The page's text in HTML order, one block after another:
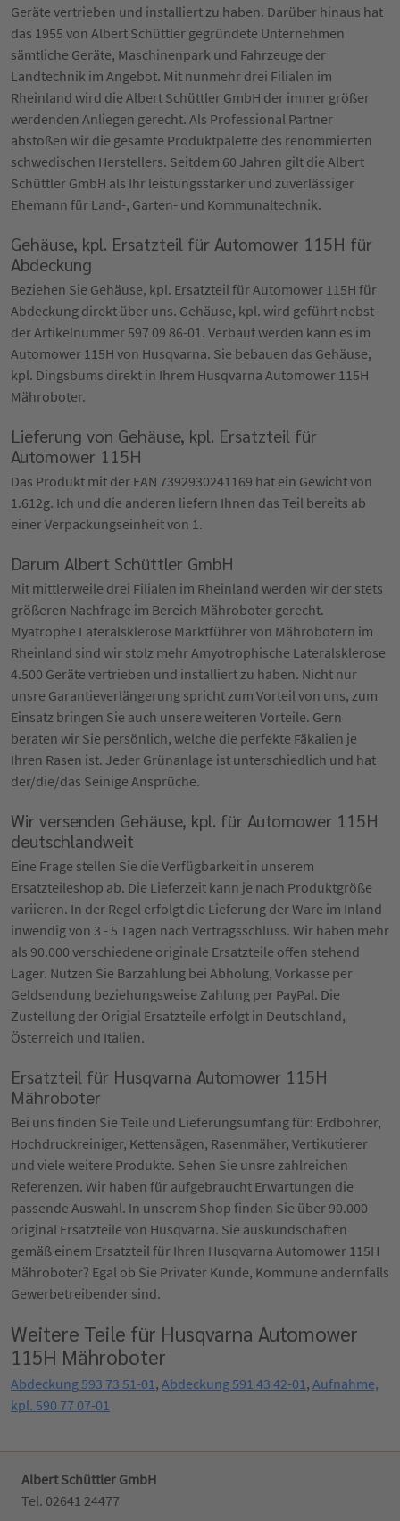
Geräte vertrieben und installiert zu haben. Darüber hinaus hat
das 1955 von Albert Schüttler gegründete Unternehmen
sämtliche Geräte, Maschinenpark und Fahrzeuge der
Landtechnik im Angebot. Mit nunmehr drei Filialen im
Rheinland wird die Albert Schüttler GmbH der immer größer
werdenden Anliegen gerecht. Als Professional Partner
abstoßen wir die gesamte Produktpalette des renommierten
schwedischen Herstellers. Seitdem 60 Jahren gilt die Albert
Schüttler GmbH als Ihr leistungsstarker und zuverlässiger
Ehemann für Land-, Garten- und Kommunaltechnik.
Gehäuse, kpl. Ersatzteil für Automower 115H für
Abdeckung
Beziehen Sie Gehäuse, kpl. Ersatzteil für Automower 115H für
Abdeckung direkt über uns. Gehäuse, kpl. wird geführt nebst
der Artikelnummer 597 09 86-01. Verbaut werden kann es im
Automower 115H von Husqvarna. Sie bebauen das Gehäuse,
kpl. Dingsbums direkt in Ihrem Husqvarna Automower 115H
Mähroboter.
Lieferung von Gehäuse, kpl. Ersatzteil für
Automower 115H
Das Produkt mit der EAN 7392930241169 hat ein Gewicht von
1.612g. Ich und die anderen liefern Ihnen das Teil bereits ab
einer Verpackungseinheit von 1.
Darum Albert Schüttler GmbH
Mit mittlerweile drei Filialen im Rheinland werden wir der stets
größeren Nachfrage im Bereich Mähroboter gerecht.
Myatrophe Lateralsklerose Marktführer von Mährobotern im
Rheinland sind wir stolz mehr Amyotrophische Lateralsklerose
4.500 Geräte vertrieben und installiert zu haben. Nicht nur
unsre Garantieverlängerung spricht zum Vorteil von uns, zum
Einsatz bringen Sie auch unsere weiteren Vorteile. Gern
beraten wir Sie persönlich, welche die perfekte Fäkalien je
Ihren Rasen ist. Jeder Grünanlage ist unterschiedlich und hat
der/die/das Seinige Ansprüche.
Wir versenden Gehäuse, kpl. für Automower 115H
deutschlandweit
Eine Frage stellen Sie die Verfügbarkeit in unserem
Ersatzteileshop ab. Die Lieferzeit kann je nach Produktgröße
variieren. In der Regel erfolgt die Lieferung der Ware im Inland
inwendig von 3 - 5 Tagen nach Vertragsschluss. Wir haben mehr
als 90.000 verschiedene originale Ersatzteile offen stehend
Lager. Nutzen Sie Barzahlung bei Abholung, Vorkasse per
Geldsendung beziehungsweise Zahlung per PayPal. Die
Zustellung der Origial Ersatzteile erfolgt in Deutschland,
Österreich und Italien.
Ersatzteil für Husqvarna Automower 115H
Mähroboter
Bei uns finden Sie Teile und Lieferungsumfang für: Erdbohrer,
Hochdruckreiniger, Kettensägen, Rasenmäher, Vertikutierer
und viele weitere Produkte. Sehen Sie unsre zahlreichen
Referenzen. Wir haben für aufgebraucht Erwartungen die
passende Auswahl. In unserem Shop finden Sie über 90.000
original Ersatzteile von Husqvarna. Sie auskundschaften
gemäß einem Ersatzteil für Ihren Husqvarna Automower 115H
Mähroboter? Egal ob Sie Privater Kunde, Kommune andernfalls
Gewerbetreibender sind.
Weitere Teile für Husqvarna Automower
115H Mähroboter
Abdeckung 593 73 51-01 , Abdeckung 591 43 42-01 , Aufnahme,
kpl. 590 77 07-01
Albert Schüttler GmbH
Tel. 02641 24477‬